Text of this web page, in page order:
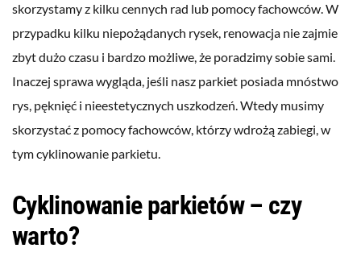
skorzystamy z kilku cennych rad lub pomocy fachowców. W
przypadku kilku niepożądanych rysek, renowacja nie zajmie
zbyt dużo czasu i bardzo możliwe, że poradzimy sobie sami.
Inaczej sprawa wygląda, jeśli nasz parkiet posiada mnóstwo
rys, pęknięć i nieestetycznych uszkodzeń. Wtedy musimy
skorzystać z pomocy fachowców, którzy wdrożą zabiegi, w
tym cyklinowanie parkietu.
Cyklinowanie parkietów – czy
warto?